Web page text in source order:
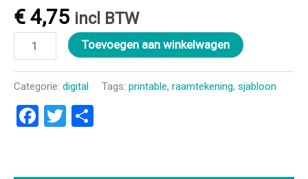
€ 4,75 incl BTW
Raamtekening
Wednesday
dance
Toevoegen aan winkelwagen
Categorie: digital Tags: printable, raamtekening, sjabloon
Facebook
Twitter